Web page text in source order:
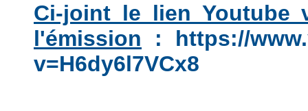
Ci-joint le lien Youtube
l'émission : https://
v=H6dy6l7VCx8